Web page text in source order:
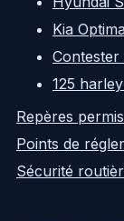
Kia
Contester
125
Repères permis
Points de
Sécurité